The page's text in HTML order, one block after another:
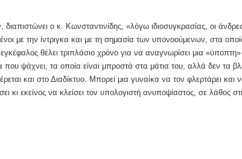
διαπιστώνει ο κ. Κωνσταντινίδης, «λόγω ιδιοσυγκρασίας, οι άνδρες
με την ίντριγκα και με τη σημασία των υπονοούμενων, στα
θέλει τριπλάσιο χρόνο για να αναγνωρίσει μια
που ψάχνει, τα οποία είναι μπροστά στα μάτια του, αλλά δεν τα
και στο Διαδίκτυο. Μπορεί μια γυναίκα να τον φλερτάρει και
κι εκείνος να κλείσει τον υπολογιστή ανυποψίαστος, σε λάθος